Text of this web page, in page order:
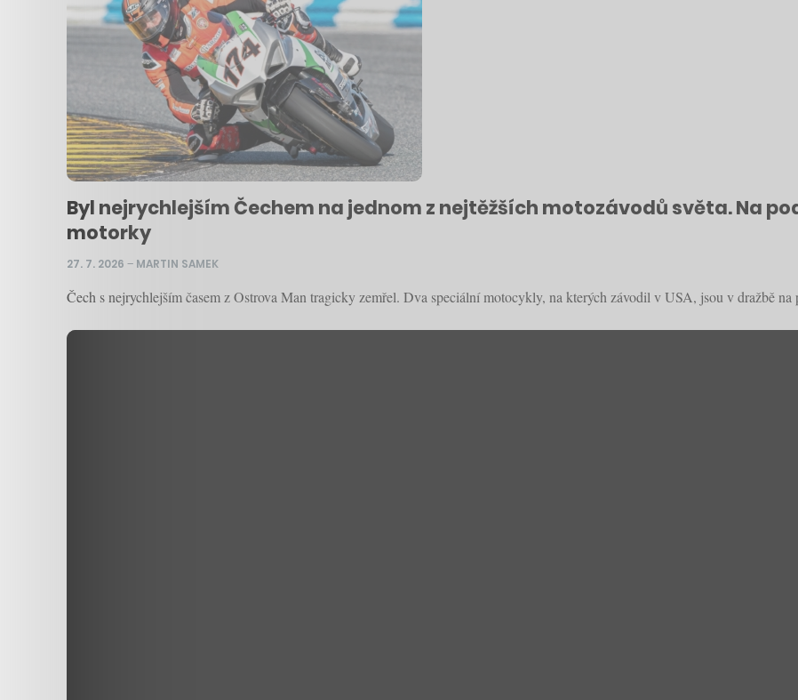
Byl nejrychlejším Čechem na jednom z nejtěžších motozávodů světa. Na
motorky
27. 7. 2026 – MARTIN SAMEK
Čech s nejrychlejším časem z Ostrova Man tragicky zemřel. Dva speciální motocykly, na kterých závodil v USA, jsou v dražbě na